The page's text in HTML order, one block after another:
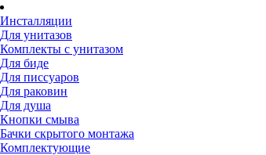
Инсталляции
Для унитазов
Комплекты с унитазом
Для биде
Для писсуаров
Для раковин
Для душа
Кнопки смыва
Бачки скрытого монтажа
Комплектующие